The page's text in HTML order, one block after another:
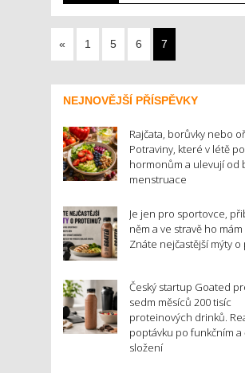
« 1 5 6 7
NEJNOVĚJŠÍ PŘÍSPĚVKY
Rajčata, borůvky nebo
Potraviny, které v létě
hormonům a ulevují od
menstruace
Je jen pro sportovce,
něm a ve stravě ho
Znáte nejčastější mýty
Český startup Goated
sedm měsíců 200 tisíc
proteinových drinků.
poptávku po funkčním a
složení